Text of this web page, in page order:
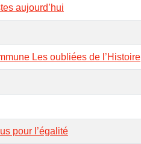
aujourd’hui
Les oubliées de l’Histoire
pour l’égalité